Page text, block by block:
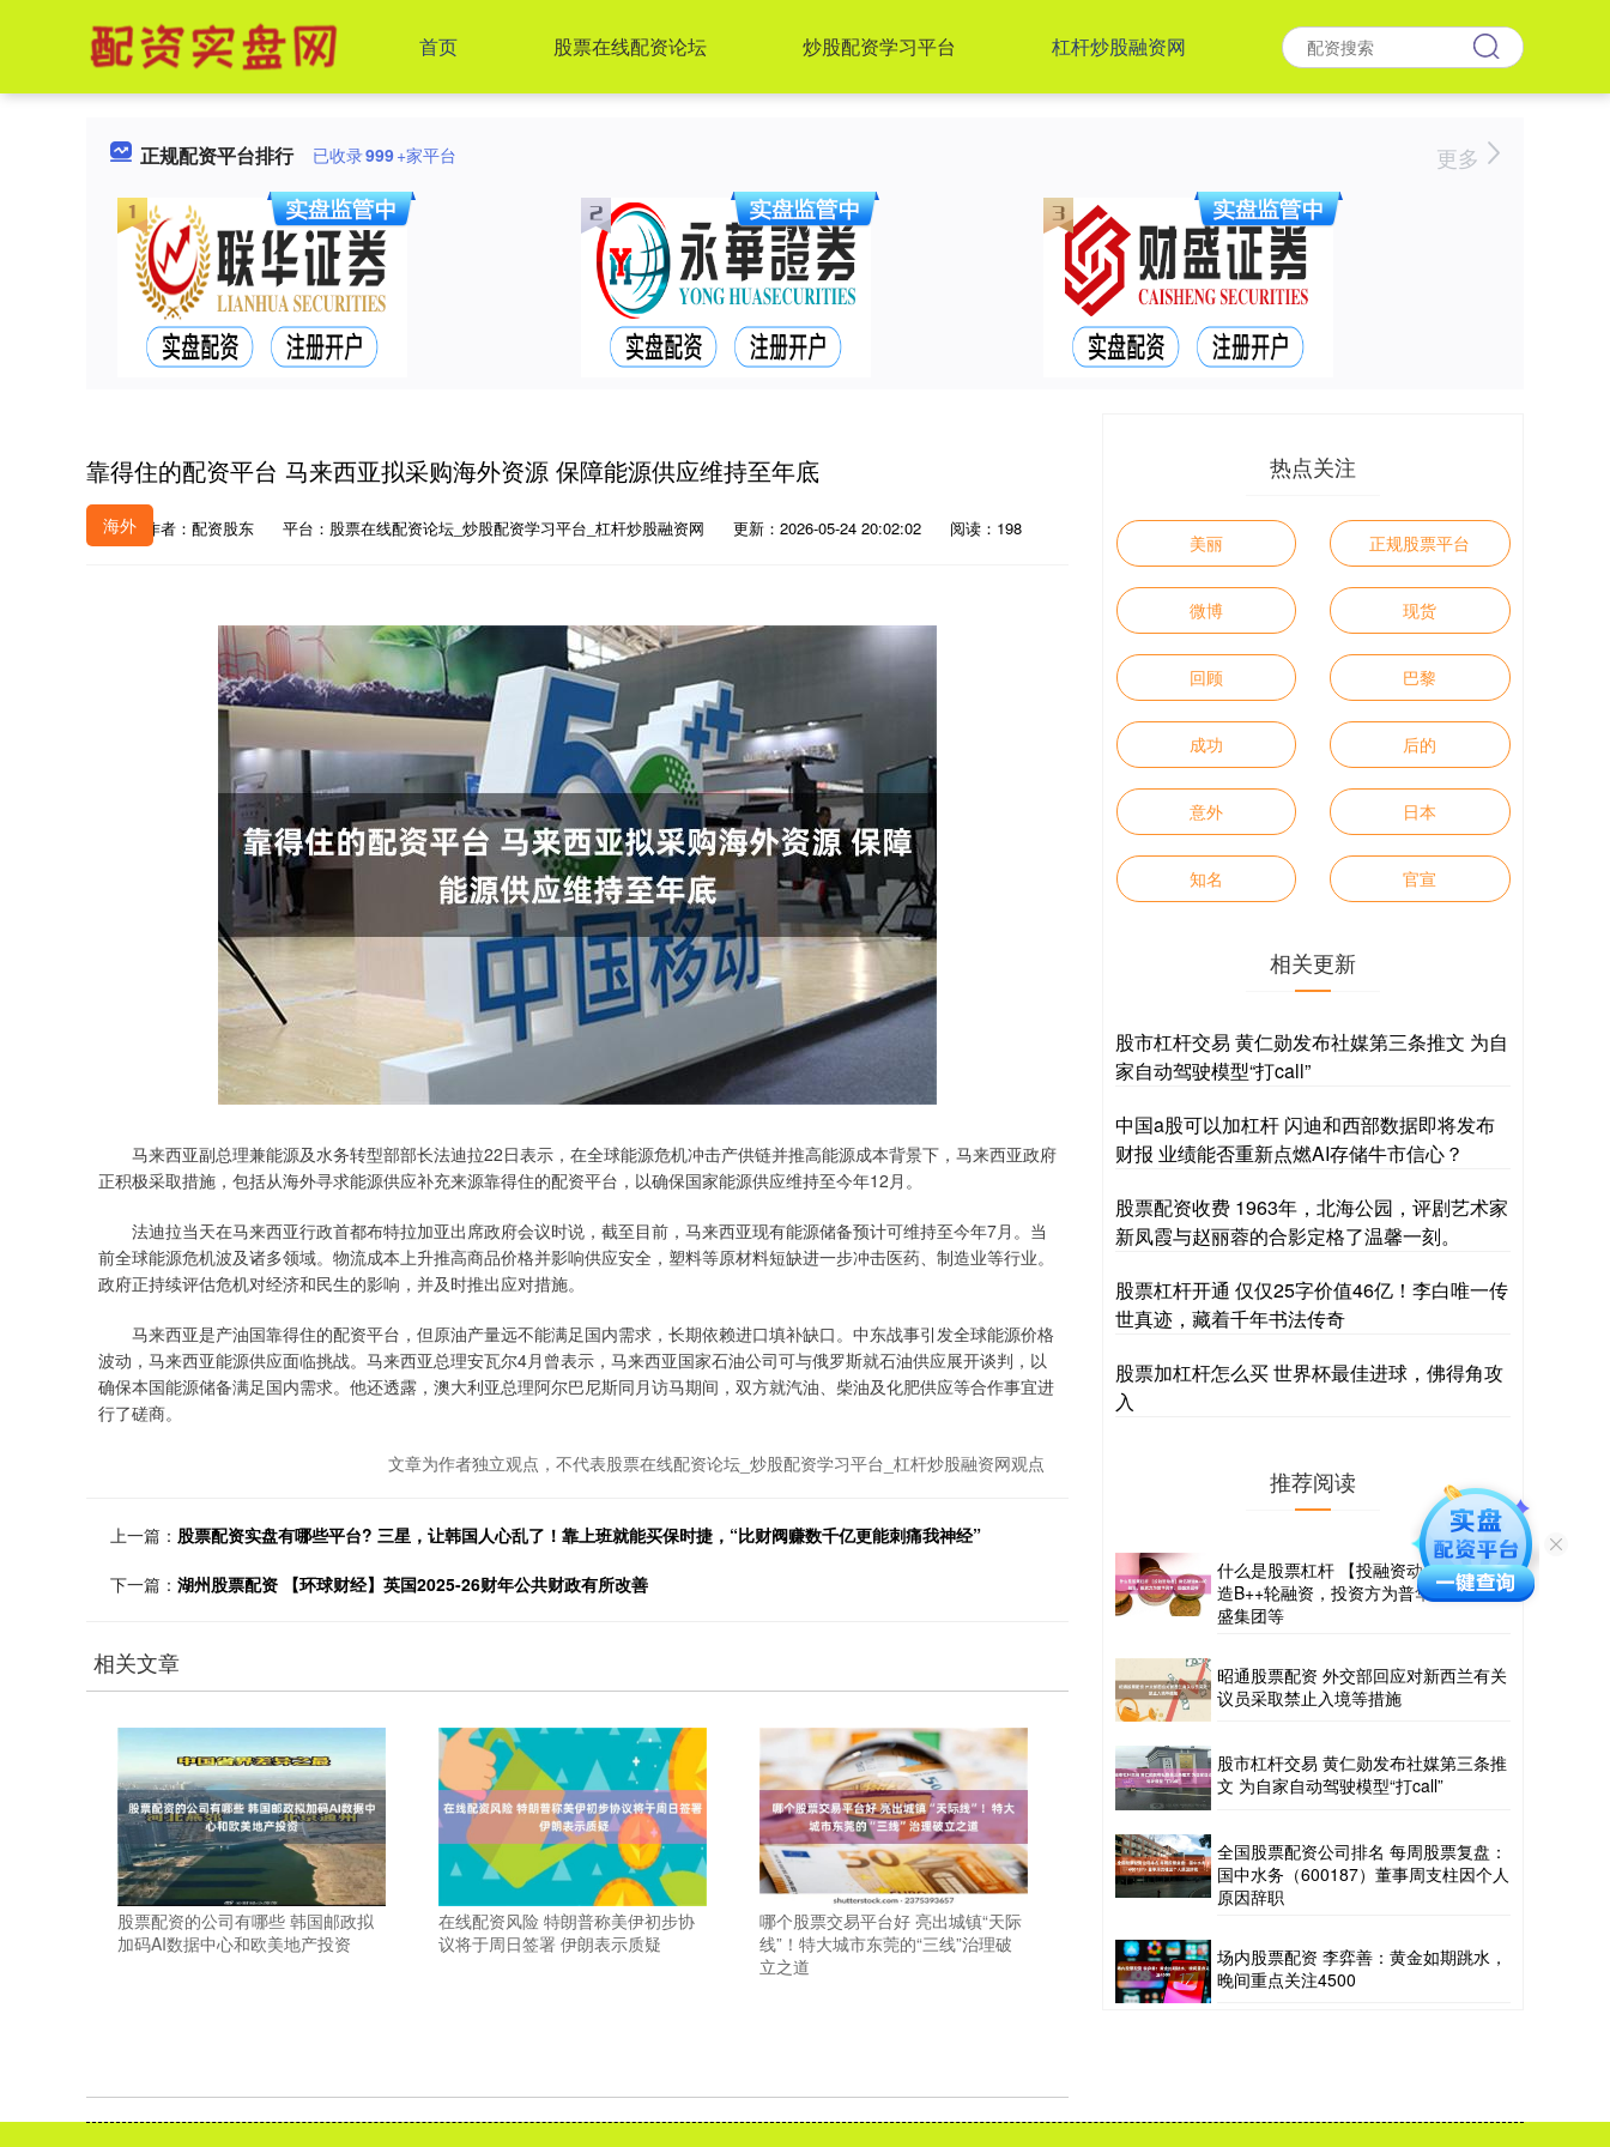
首页 股票在线配资论坛 炒股配资学习平台 杠杆炒股融资网
正规配资平台排行 已收录999+家平台 更多
靠得住的配资平台 马来西亚拟采购海外资源 保障能源供应维持至年底
海外 作者：配资股东 平台：股票在线配资论坛_炒股配资学习平台_杠杆炒股融资网 更新：2026-05-24 20:02:02 阅读：198
马来西亚副总理兼能源及水务转型部部长法迪拉22日表示，在全球能源危机冲击产供链并推高能源成本背景下，马来西亚政府
正积极采取措施，包括从海外寻求能源供应补充来源靠得住的配资平台，以确保国家能源供应维持至今年12月。
法迪拉当天在马来西亚行政首都布特拉加亚出席政府会议时说，截至目前，马来西亚现有能源储备预计可维持至今年7月。当
前全球能源危机波及诸多领域。物流成本上升推高商品价格并影响供应安全，塑料等原材料短缺进一步冲击医药、制造业等行业。
政府正持续评估危机对经济和民生的影响，并及时推出应对措施。
马来西亚是产油国靠得住的配资平台，但原油产量远不能满足国内需求，长期依赖进口填补缺口。中东战事引发全球能源价格
波动，马来西亚能源供应面临挑战。马来西亚总理安瓦尔4月曾表示，马来西亚国家石油公司可与俄罗斯就石油供应展开谈判，以
确保本国能源储备满足国内需求。他还透露，澳大利亚总理阿尔巴尼斯同月访马期间，双方就汽油、柴油及化肥供应等合作事宜进
行了磋商。
文章为作者独立观点，不代表股票在线配资论坛_炒股配资学习平台_杠杆炒股融资网观点
上一篇： 股票配资实盘有哪些平台? 三星，让韩国人心乱了！靠上班就能买保时捷，“比财阀赚数千亿更能刺痛我神经”
下一篇： 湖州股票配资 【环球财经】英国2025-26财年公共财政有所改善
相关文章
股票配资的公司有哪些 韩国邮政拟
加码AI数据中心和欧美地产投资
在线配资风险 特朗普称美伊初步协
议将于周日签署 伊朗表示质疑
哪个股票交易平台好 亮出城镇“天际
线”！特大城市东莞的“三线”治理破
立之道
热点关注
美丽 正规股票平台
微博 现货
回顾 巴黎
成功 后的
意外 日本
知名 官宣
相关更新
股市杠杆交易 黄仁勋发布社媒第三条推文 为自
家自动驾驶模型“打call”
中国a股可以加杠杆 闪迪和西部数据即将发布
财报 业绩能否重新点燃AI存储牛市信心？
股票配资收费 1963年，北海公园，评剧艺术家
新凤霞与赵丽蓉的合影定格了温馨一刻。
股票杠杆开通 仅仅25字价值46亿！李白唯一传
世真迹，藏着千年书法传奇
股票加杠杆怎么买 世界杯最佳进球，佛得角攻
入
推荐阅读
什么是股票杠杆 【投融资动态】微亿智
造B++轮融资，投资方为普华资本、国
盛集团等
昭通股票配资 外交部回应对新西兰有关
议员采取禁止入境等措施
股市杠杆交易 黄仁勋发布社媒第三条推
文 为自家自动驾驶模型“打call”
全国股票配资公司排名 每周股票复盘：
国中水务（600187）董事周支柱因个人
原因辞职
场内股票配资 李弈善：黄金如期跳水，
晚间重点关注4500